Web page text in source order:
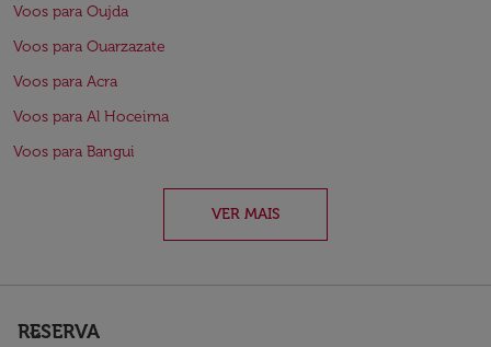
Voos para Oujda
Voos para Ouarzazate
Voos para Acra
Voos para Al Hoceima
Voos para Bangui
VER MAIS
RESERVA
keyboard_arrow_down